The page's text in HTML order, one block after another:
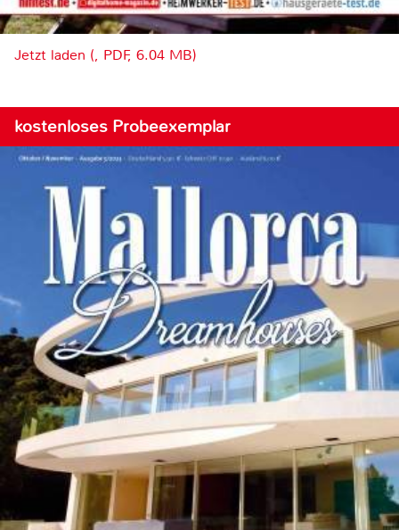
Jetzt laden (, PDF, 6.04 MB)
kostenloses Probeexemplar